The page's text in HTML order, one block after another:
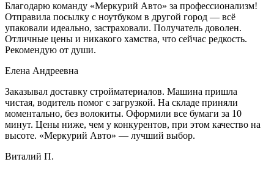
Благодарю команду «Меркурий Авто» за профессионализм!
Отправила посылку с ноутбуком в другой город — всё
упаковали идеально, застраховали. Получатель доволен.
Отличные цены и никакого хамства, что сейчас редкость.
Рекомендую от души.
Елена Андреевна
Заказывал доставку стройматериалов. Машина пришла
чистая, водитель помог с загрузкой. На складе приняли
моментально, без волокиты. Оформили все бумаги за 10
минут. Цены ниже, чем у конкурентов, при этом качество на
высоте. «Меркурий Авто» — лучший выбор.
Виталий П.